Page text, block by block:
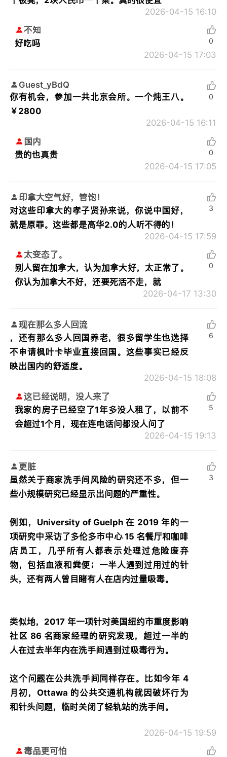
2026-04-15 16:10
不知
好吃吗
2026-04-15 17:03
0
Guest_yBdQ
你有机会，参加一共北京会所。一个炖王八。
￥2800
2026-04-15 16:11
0
国内
贵的也真贵
2026-04-15 17:05
0
印拿大空气好，管饱！
对这些印拿大的孝子贤孙来说，你说中国好，
就是原罪。这些都是高华2.0的人听不得的！
2026-04-15 17:59
3
太变态了。
别人留在加拿大，认为加拿大好，太正常了。
你认为加拿大不好，还要死活不走，就
2026-04-17 13:30
0
现在那么多人回流
，还有那么多人回国养老，很多留学生也选择
不申请枫叶卡毕业直接回国。这些事实已经反
映出国内的舒适度。
2026-04-15 18:08
6
这已经说明，没人来了
我家的房子已经空了1年多没人租了，以前不
会超过1个月，现在连电话问都没人问了
2026-04-15 19:13
5
更脏
虽然关于商家洗手间风险的研究还不多，但一
些小规模研究已经显示出问题的严重性。
例如，University of Guelph 在 2019 年的一
项研究中采访了多伦多市中心 15 名餐厅和咖啡
店员工，几乎所有人都表示处理过危险废弃
物，包括血液和粪便；一半人遇到过用过的针
头，还有两人曾目睹有人在店内过量吸毒。
类似地，2017 年一项针对美国纽约市重度影响
社区 86 名商家经理的研究发现，超过一半的
人在过去半年内在洗手间遇到过吸毒行为。
这个问题在公共洗手间同样存在。比如今年 4
月初，Ottawa 的公共交通机构就因破坏行为
和针头问题，临时关闭了轻轨站的洗手间。
2026-04-15 19:59
3
毒品更可怕